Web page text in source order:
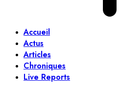
Accueil
Actus
Articles
Chroniques
Live Reports